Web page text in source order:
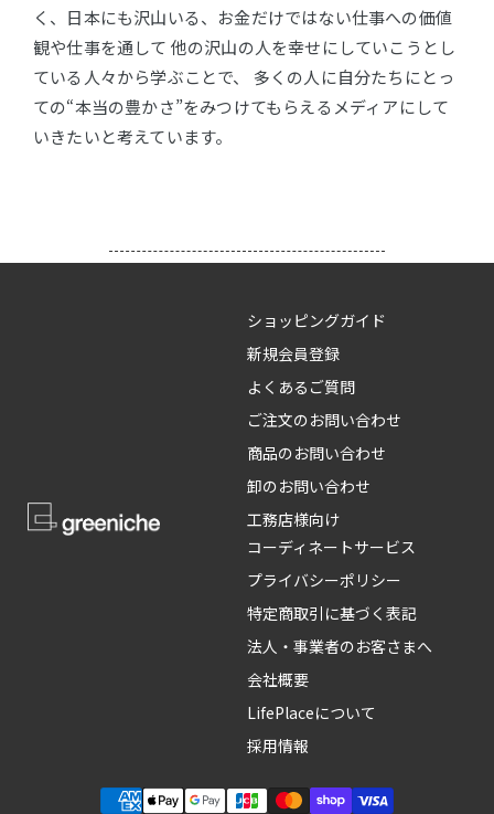
く、日本にも沢山いる、お金だけではない仕事への価値
観や仕事を通して 他の沢山の人を幸せにしていこうとし
ている人々から学ぶことで、 多くの人に自分たちにとっ
ての“本当の豊かさ”をみつけてもらえるメディアにして
いきたいと考えています。
ショッピングガイド
新規会員登録
よくあるご質問
ご注文のお問い合わせ
商品のお問い合わせ
卸のお問い合わせ
工務店様向け
コーディネートサービス
プライバシーポリシー
特定商取引に基づく表記
法人・事業者のお客さまへ
会社概要
LifePlaceについて
採用情報